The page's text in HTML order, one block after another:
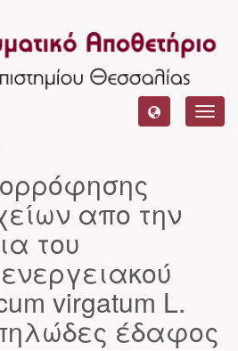
απο την
του
virgatum L.
έδαφος